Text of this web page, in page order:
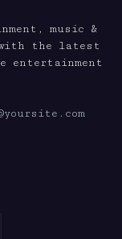
music &
with the latest
entertainment